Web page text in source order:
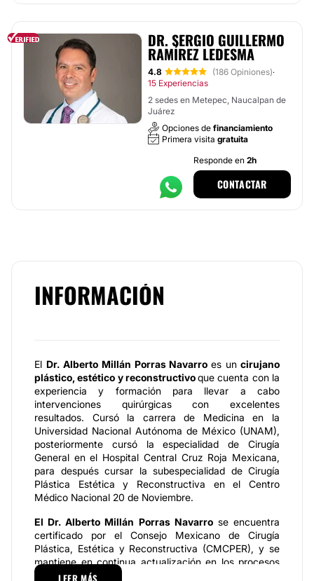
DR. SERGIO GUILLERMO
RAMÍREZ LEDESMA
4.8 (186 Opiniones)·
15 Experiencias
2 sedes en Metepec, Naucalpan de
Juárez
Opciones de financiamiento
Primera visita gratuita
Responde en 2h
CONTACTAR
INFORMACIÓN
El Dr. Alberto Millán Porras Navarroes un cirujano
plástico, estético y reconstructivoque cuenta con la
experiencia y formación para llevar a cabo
intervenciones quirúrgicas con excelentes
resultados. Cursó la carrera de Medicina en la
Universidad Nacional Autónoma de México (UNAM),
posteriormente cursó la especialidad de Cirugía
General en el Hospital Central Cruz Roja Mexicana,
para después cursar la subespecialidad de Cirugía
Plástica Estética y Reconstructiva en el Centro
Médico Nacional 20 de Noviembre.
El Dr. Alberto Millán Porras Navarrose encuentra
certificado por el Consejo Mexicano de Cirugía
Plástica, Estética y Reconstructiva (CMCPER), y se
mantiene en continua actualización en los procesos
más innovadores de su área para brindar soluciones
LEER MÁS